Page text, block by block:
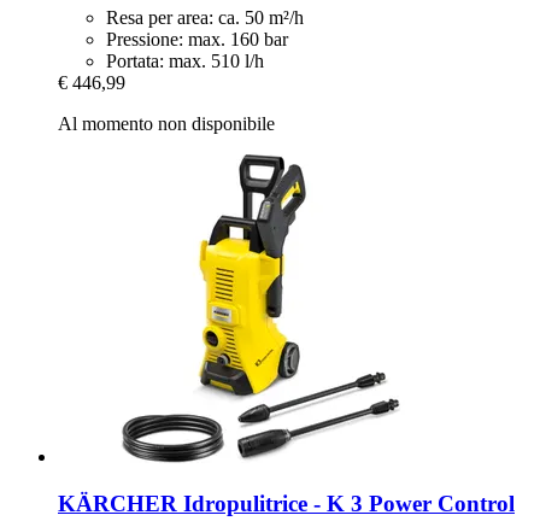
Resa per area: ca. 50 m²/h
Pressione: max. 160 bar
Portata: max. 510 l/h
€ 446,99
Al momento non disponibile
KÄRCHER Idropulitrice -​ K 3 Power Control